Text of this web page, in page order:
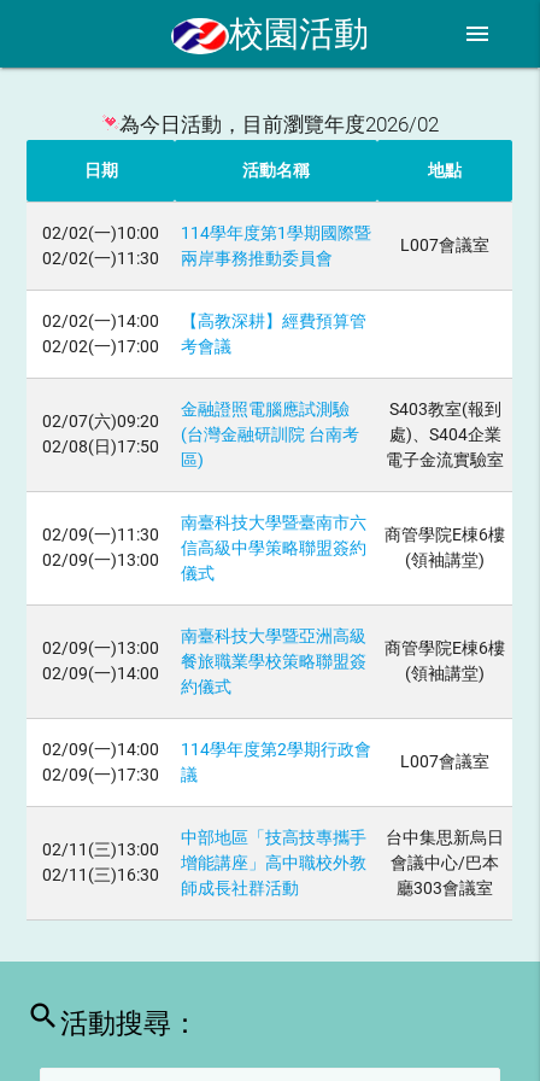
校園活動 menu
為今日活動，目前瀏覽年度2026/02
日期 活動名稱 地點
02/02(一)10:00
02/02(一)11:30
114學年度第1學期國際暨
兩岸事務推動委員會
L007會議室
02/02(一)14:00
02/02(一)17:00
【高教深耕】經費預算管
考會議
02/07(六)09:20
02/08(日)17:50
金融證照電腦應試測驗
(台灣金融研訓院 台南考
區)
S403教室(報到
處)、S404企業
電子金流實驗室
02/09(一)11:30
02/09(一)13:00
南臺科技大學暨臺南市六
信高級中學策略聯盟簽約
儀式
商管學院E棟6樓
(領袖講堂)
02/09(一)13:00
02/09(一)14:00
南臺科技大學暨亞洲高級
餐旅職業學校策略聯盟簽
約儀式
商管學院E棟6樓
(領袖講堂)
02/09(一)14:00
02/09(一)17:30
114學年度第2學期行政會
議
L007會議室
02/11(三)13:00
02/11(三)16:30
中部地區「技高技專攜手
增能講座」高中職校外教
師成長社群活動
台中集思新烏日
會議中心/巴本
廳303會議室
search活動搜尋：